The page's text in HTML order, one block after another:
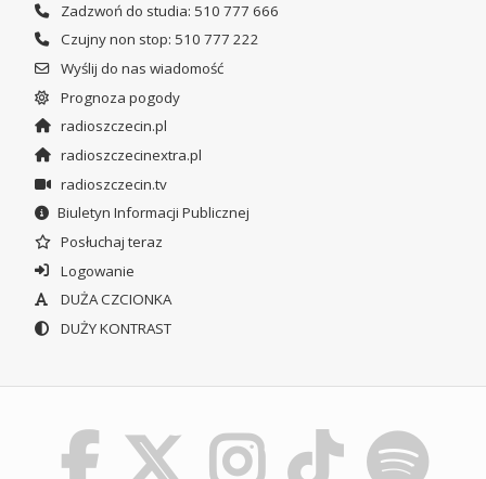
Zadzwoń do studia: 510 777 666
Czujny non stop: 510 777 222
Wyślij do nas wiadomość
Prognoza pogody
radioszczecin.pl
radioszczecinextra.pl
radioszczecin.tv
Biuletyn Informacji Publicznej
Posłuchaj teraz
Logowanie
DUŻA CZCIONKA
DUŻY KONTRAST